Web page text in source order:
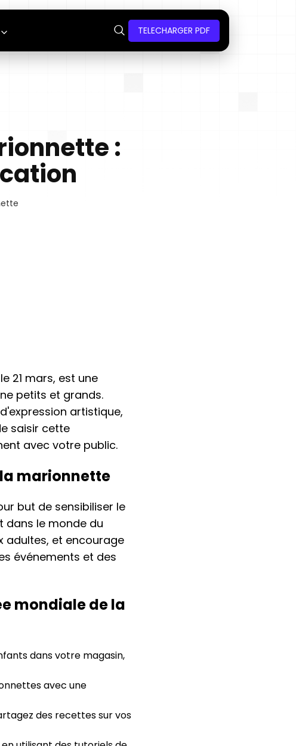
TELECHARGER PDF
:
21 mars, est une
petits et grands.
artistique,
saisir cette
avec votre public.
marionnette
but de sensibiliser le
dans le monde du
adultes, et encourage
événements et des
mondiale de la
dans votre magasin,
avec une
des recettes sur vos